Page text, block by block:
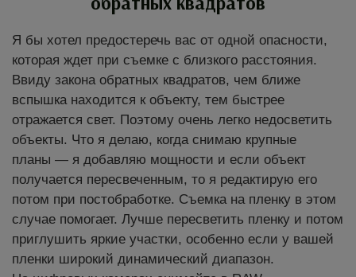
Я бы хотел предостеречь вас от одной опасности,
которая ждет при съемке с близкого расстояния.
Ввиду закона обратных квадратов, чем ближе
вспышка находится к объекту, тем быстрее
отражается свет. Поэтому очень легко недосветить
объекты. Что я делаю, когда снимаю крупные
планы — я добавляю мощности и если объект
получается пересвеченным, то я редактирую его
потом при постобработке. Съемка на пленку в этом
случае помогает. Лучше пересветить пленку и потом
приглушить яркие участки, особенно если у вашей
пленки широкий динамический диапазон.